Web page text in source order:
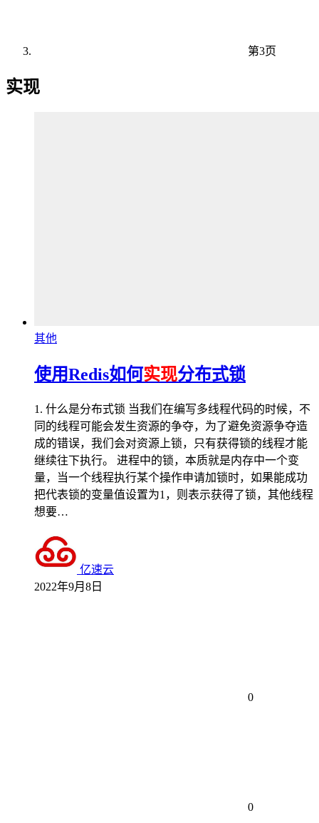
第3页
实现
其他
使用Redis如何实现分布式锁
1. 什么是分布式锁 当我们在编写多线程代码的时候，不
同的线程可能会发生资源的争夺，为了避免资源争夺造
成的错误，我们会对资源上锁，只有获得锁的线程才能
继续往下执行。 进程中的锁，本质就是内存中一个变
量，当一个线程执行某个操作申请加锁时，如果能成功
把代表锁的变量值设置为1，则表示获得了锁，其他线程
想要…
亿速云
2022年9月8日
0
0